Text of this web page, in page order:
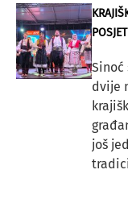
Sinoć
dvije
još